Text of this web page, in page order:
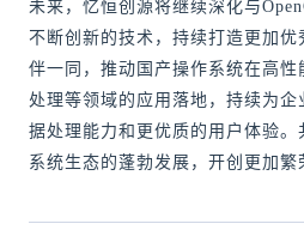
未来，忆恒创源将继续深化与
不断创新的技术，持续打造更加
伴一同，推动国产操作系统在高
处理等领域的应用落地，持续为
据处理能力和更优质的用户体验
系统生态的蓬勃发展，开创更加繁